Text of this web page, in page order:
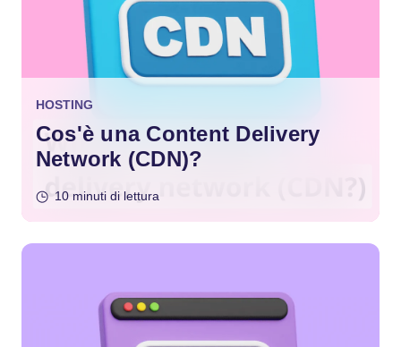
HOSTING
Cos'è una Content Delivery
Network (CDN)?
10 minuti di lettura